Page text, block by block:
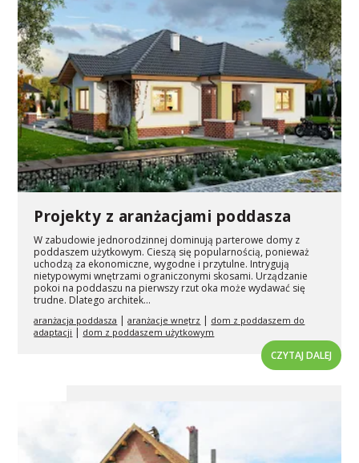
Projekty z aranżacjami poddasza
W zabudowie jednorodzinnej dominują parterowe domy z
poddaszem użytkowym. Cieszą się popularnością, ponieważ
uchodzą za ekonomiczne, wygodne i przytulne. Intrygują
nietypowymi wnętrzami ograniczonymi skosami. Urządzanie
pokoi na poddaszu na pierwszy rzut oka może wydawać się
trudne. Dlatego architek...
aranżacja poddasza |aranżacje wnętrz | dom z poddaszem do
adaptacji | dom z poddaszem użytkowym
CZYTAJ DALEJ